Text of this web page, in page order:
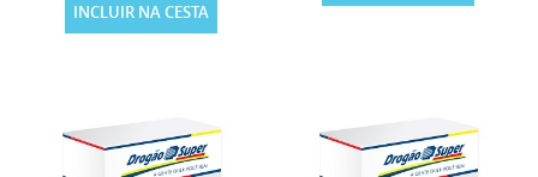
INCLUIR NA CESTA